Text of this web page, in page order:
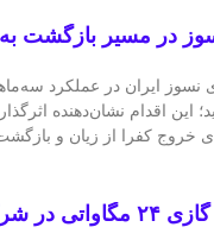
در مسیر بازگشت
این اقدام نشان‌دهنده
خروج کفرا از زیان و
احداث نیروگاه گازی ۲۴